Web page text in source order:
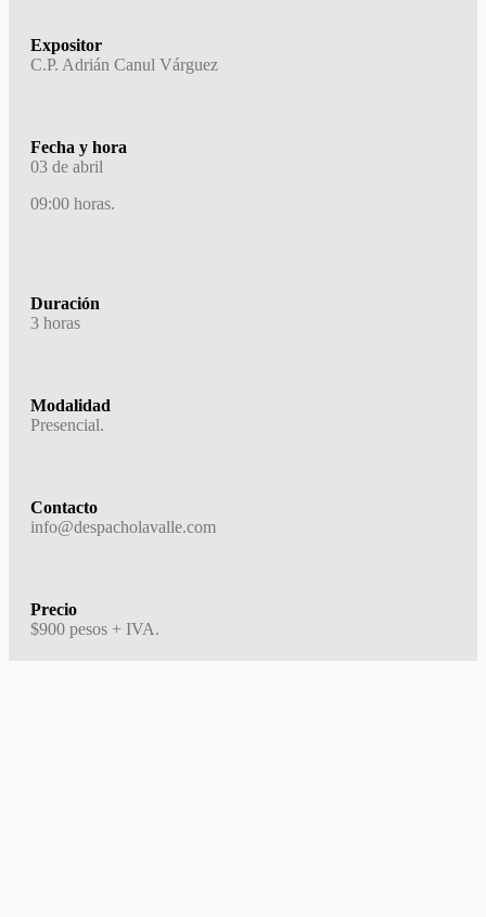
Expositor
C.P. Adrián Canul Várguez
Fecha y hora
03 de abril
09:00 horas.
Duración
3 horas
Modalidad
Presencial.
Contacto
info@despacholavalle.com
Precio
$900 pesos + IVA.